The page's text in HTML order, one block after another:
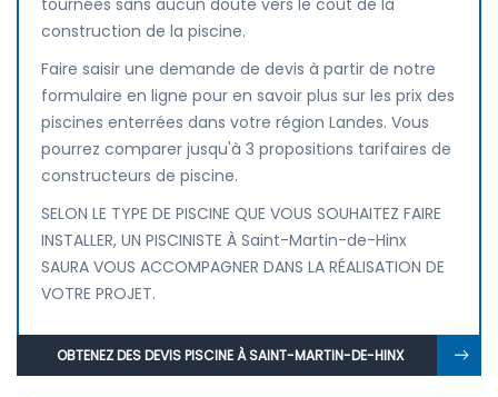
tournées sans aucun doute vers le coût de la
construction de la piscine.
Faire saisir une demande de devis à partir de notre
formulaire en ligne pour en savoir plus sur les prix des
piscines enterrées dans votre région Landes. Vous
pourrez comparer jusqu'à 3 propositions tarifaires de
constructeurs de piscine.
SELON LE TYPE DE PISCINE QUE VOUS SOUHAITEZ FAIRE
INSTALLER, UN PISCINISTE À Saint-Martin-de-Hinx
SAURA VOUS ACCOMPAGNER DANS LA RÉALISATION DE
VOTRE PROJET.
OBTENEZ DES DEVIS PISCINE À SAINT-MARTIN-DE-HINX